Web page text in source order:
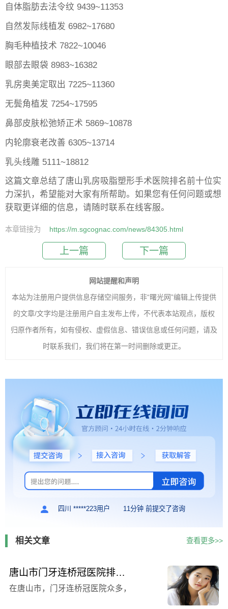
自体脂肪去法令纹 9439~11353
自然发际线植发 6982~17680
胸毛种植技术 7822~10046
眼部去眼袋 8983~16382
乳房奥美定取出 7225~11360
无鬓角植发 7254~17595
鼻部皮肤松弛矫正术 5869~10878
内轮廓衰老改善 6305~13714
乳头线雕 5111~18812
这篇文章总结了唐山乳房吸脂塑形手术医院排名前十位实
力深扒，希望能对大家有所帮助。如果您有任何问题或想
获取更详细的信息，请随时联系在线客服。
本章链接为 https://m.sgcognac.com/news/84305.html
上一篇 下一篇
网站提醒和声明
本站为注册用户提供信息存储空间服务，非“曙光网”编辑上传提供
的文章/文字均是注册用户自主发布上传，不代表本站观点，版权
归原作者所有，如有侵权、虚假信息、错误信息或任何问题，请及
时联系我们，我们将在第一时间删除或更正。
四川 *****223用户 11分钟 前提交了咨询
相关文章 查看更多>>
唐山市门牙连桥冠医院排名：公立私立医美10强汇总（唐山市门牙连桥冠口腔医院性价比超高哟）
在唐山市，门牙连桥冠医院众多，公立私立医美机构各有特